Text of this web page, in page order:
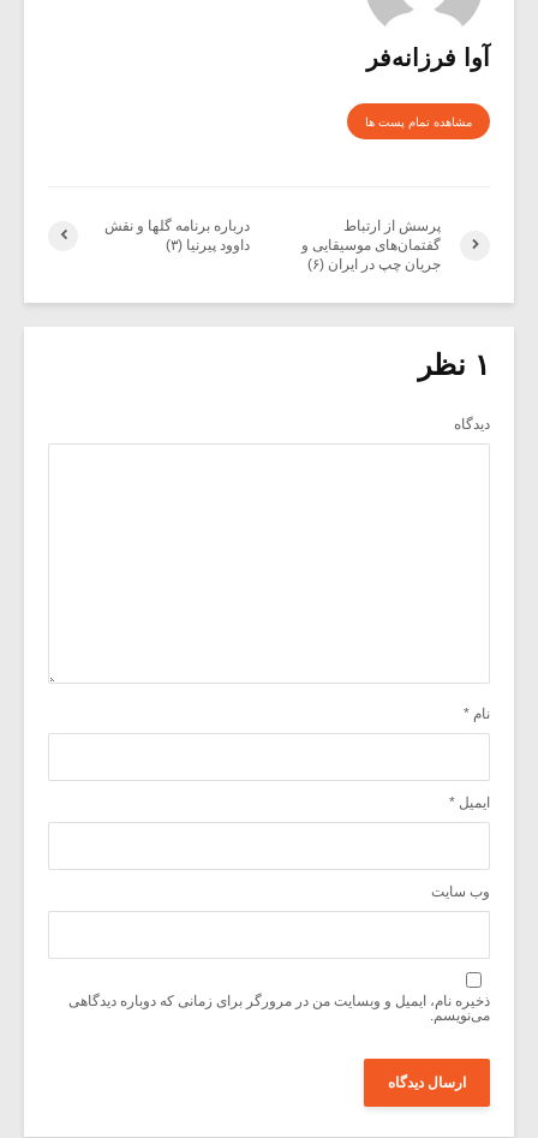
آوا فرزانه‌فر
مشاهده تمام پست ها
درباره برنامه گلها و نقش
داوود پیرنیا (۳)
پرسش از ارتباط
گفتمان‌های موسیقایی و
جریان چپ در ایران (۶)
۱ نظر
دیدگاه
نام *
ایمیل *
وب‌ سایت
ذخیره نام، ایمیل و وبسایت من در مرورگر برای زمانی که دوباره دیدگاهی
می‌نویسم.